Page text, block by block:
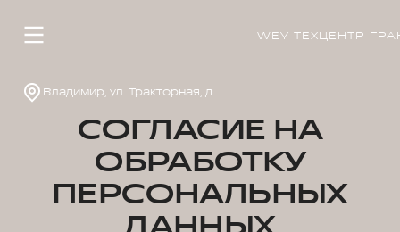
WEY ТЕХЦЕНТР
Владимир, ул. Тракторная, д. 33
СОГЛАСИЕ НА
ОБРАБОТКУ
ПЕРСОНАЛЬНЫХ